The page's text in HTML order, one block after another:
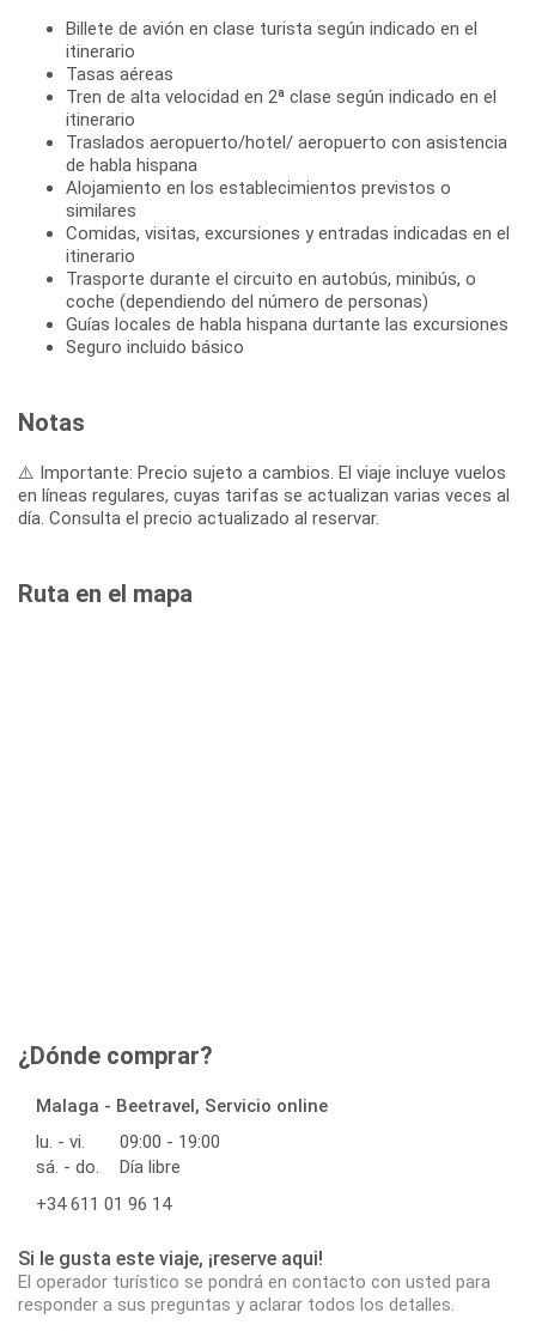
Billete de avión en clase turista según indicado en el
itinerario
Tasas aéreas
Tren de alta velocidad en 2ª clase según indicado en el
itinerario
Traslados aeropuerto/hotel/ aeropuerto con asistencia
de habla hispana
Alojamiento en los establecimientos previstos o
similares
Comidas, visitas, excursiones y entradas indicadas en el
itinerario
Trasporte durante el circuito en autobús, minibús, o
coche (dependiendo del número de personas)
Guías locales de habla hispana durtante las excursiones
Seguro incluido básico
Notas
⚠️ Importante: Precio sujeto a cambios. El viaje incluye vuelos
en líneas regulares, cuyas tarifas se actualizan varias veces al
día. Consulta el precio actualizado al reservar.
Ruta en el mapa
¿Dónde comprar?
Malaga - Beetravel, Servicio online
lu. - vi.
09:00 - 19:00
sá. - do.
Día libre
+34 611 01 96 14
Si le gusta este viaje, ¡reserve aqui!
El operador turístico se pondrá en contacto con usted para
responder a sus preguntas y aclarar todos los detalles.